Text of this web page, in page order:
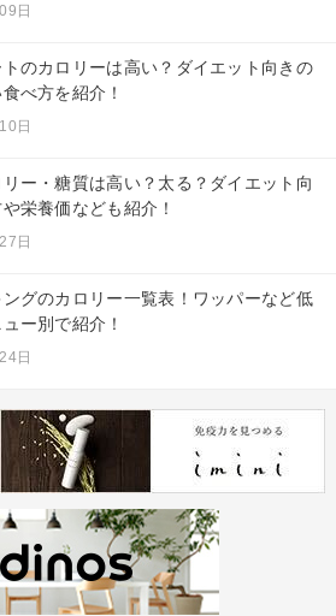
日
のカロリーは高い？ダイエット向きの
べ方を紹介！
日
ー・糖質は高い？太る？ダイエット向
栄養価なども紹介！
日
グのカロリー一覧表！ワッパーなど低
ー別で紹介！
日